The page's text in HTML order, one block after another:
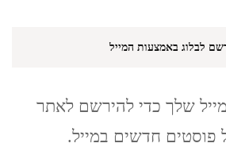
לבלוג באמצעות המייל
שלך כדי להירשם לאתר
פוסטים חדשים במייל.